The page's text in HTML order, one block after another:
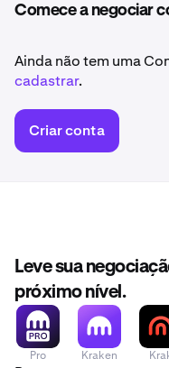
Comece a negociar
Ainda não tem uma
cadastrar.
Criar conta
Leve sua
próximo nível.
Pro Kraken